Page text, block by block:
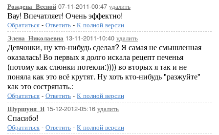
Рождена_Весной 07-11-2011-00:47 удалить
Вау! Впечатляет! Очень эффектно!
Обратиться - Ответить - К полной версии
Элена_Николаевна 13-11-2011-10:40 удалить
Девчонки, ну кто-нибудь сделал? Я самая не смышленная
оказалась! Во первых я долго искала рецепт печенья
(потому как слюнки потекли:)))) во вторых я так и не
поняла как это всё крутят. Ну хоть кто-нибудь "разжуйте"
как это состряпать.:
Обратиться - Ответить - К полной версии
Шуршуня_Я 15-12-2012-05:16 удалить
Спасибо!
Обратиться - Ответить - К полной версии